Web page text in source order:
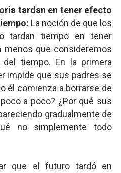
tardan en tener efecto
La noción de que los
tardan tiempo en tener
menos que consideremos
del tiempo. En la primera
impide que sus padres se
él comienza a borrarse de
a poco? ¿Por qué sus
gradualmente de
no simplemente todo
que el futuro tardó en